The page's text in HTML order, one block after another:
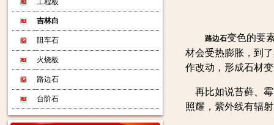
工程板
吉林白
阻车石
火烧板
路边石
台阶石
路边石变色的要
材会受热膨胀，到
作改动，形成石材
再比如说苔藓、霉
照耀，紫外线有辐